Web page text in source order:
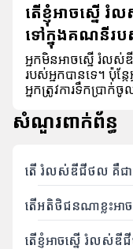
ប្រូ
ម៉ូសិន
ស្វែងរក
ទីតាំង
5G
ទូរស័ព្ទ
ចល័ត
ហូមវ៉ាយ
ហ្វាយ
សេវា
កម្មឌីជីថល
តើខ្ញុំអាចស្នើ
ទៅក្នុងគណនីរបស់
អ្នកមិនអាចស្នើ រំល
របស់អ្នកបានទេ។ ប៉ុន្
អ្នកត្រូវការទឹកប្រាក់
សំណួរពាក់ព័ន្ធ
តើ រំលស់ឌីជីថល គឺជា
តើអតិថិជនណាខ្លះអ
តើខ្ញុំអាចស្នើ រំលស់